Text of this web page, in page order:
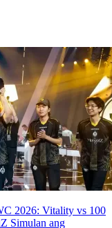
2026: Vitality vs 100
Simulan ang